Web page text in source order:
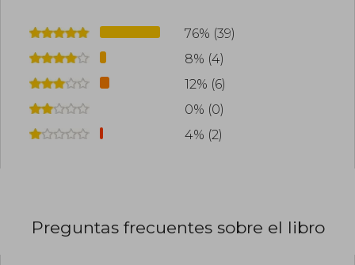
76% (39)
8% (4)
12% (6)
0% (0)
4% (2)
Preguntas frecuentes sobre el libro